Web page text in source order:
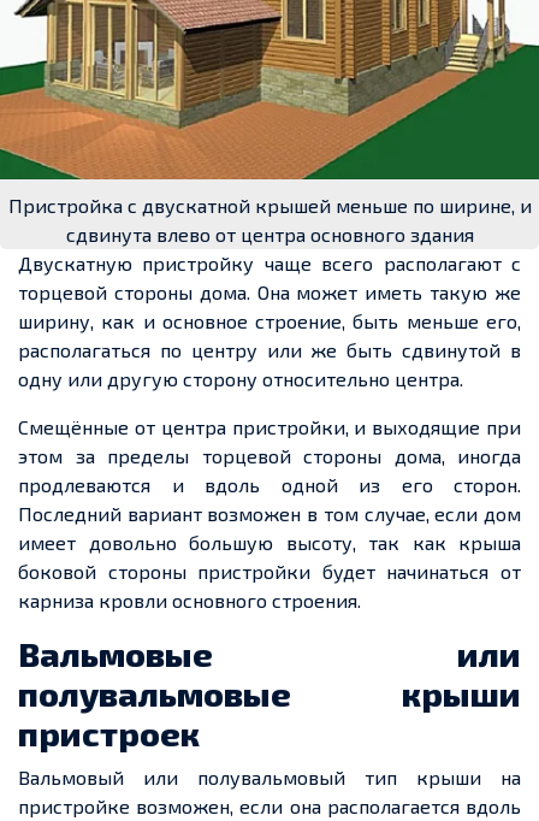
Пристройка с двускатной крышей меньше по ширине, и
сдвинута влево от центра основного здания
Двускатную пристройку чаще всего располагают с
торцевой стороны дома. Она может иметь такую же
ширину, как и основное строение, быть меньше его,
располагаться по центру или же быть сдвинутой в
одну или другую сторону относительно центра.
Смещённые от центра пристройки, и выходящие при
этом за пределы торцевой стороны дома, иногда
продлеваются и вдоль одной из его сторон.
Последний вариант возможен в том случае, если дом
имеет
довольно большую высоту, так как крыша
боковой стороны пристройки будет начинаться от
карниза кровли основного строения.
Вальмовые или
полувальмовые крыши
пристроек
Вальмовый или полувальмовый тип крыши на
пристройке возможен, если она располагается вдоль